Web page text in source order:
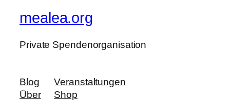
mealea.org
Private Spendenorganisation
Blog
Über
Veranstaltungen
Shop